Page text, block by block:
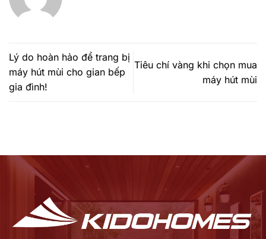
Lý do hoàn hảo để trang bị
máy hút mùi cho gian bếp
gia đình!
Tiêu chí vàng khi chọn mua
máy hút mùi